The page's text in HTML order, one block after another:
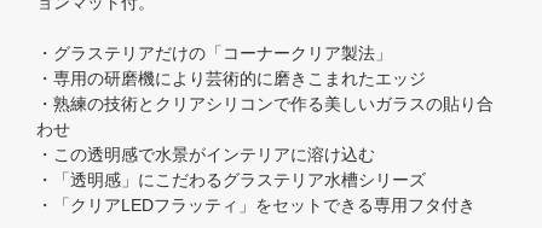
・グラステリアだけの「コーナークリア製法」
・専用の研磨機により芸術的に磨きこまれたエッジ
・熟練の技術とクリアシリコンで作る美しいガラスの貼り合
わせ
・この透明感で水景がインテリアに溶け込む
・「透明感」にこだわるグラステリア水槽シリーズ
・「クリアLEDフラッティ」をセットできる専用フタ付き